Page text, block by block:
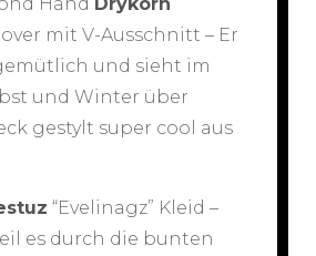
mit V-Ausschnitt – Er
und sieht im
und Winter über
gestylt super cool aus
“Evelinagz” Kleid –
es durch die bunten